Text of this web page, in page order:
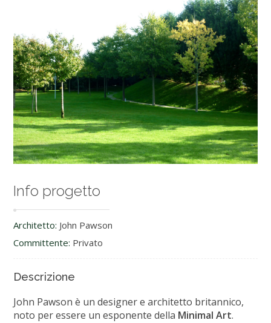
Info progetto
Architetto: John Pawson
Committente: Privato
Descrizione
John Pawson è un designer e architetto britannico,
noto per essere un esponente della Minimal Art.